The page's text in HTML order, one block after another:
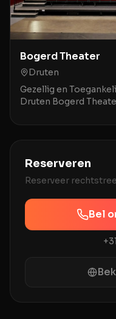
Bogerd Theater
Druten
Gezellig en
Druten Bogerd
Reserveren
Reserveer
Bel